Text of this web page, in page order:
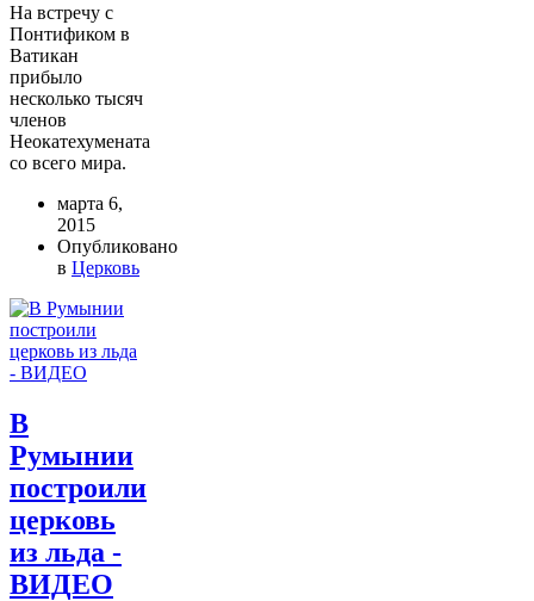
На встречу с
Понтификом в
Ватикан
прибыло
несколько тысяч
членов
Неокатехумената
со всего мира.
марта 6,
2015
Опубликовано
в Церковь
В
Румынии
построили
церковь
из льда -
ВИДЕО